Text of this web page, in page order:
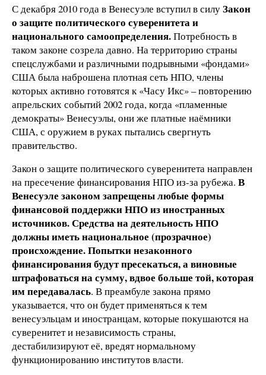
С декабря 2010 года в Венесуэле вступил в силуЗакон
о защите политического суверенитета и
национального самоопределения.Потребность в
таком законе созрела давно. На территорию страны
спецслужбами и различными подрывными «фондами»
США была наброшена плотная сеть НПО, члены
которых активно готовятся к «Часу Икс» – повторению
апрельских событий 2002 года, когда «пламенные
демократы» Венесуэлы, они же платные наёмники
США, с оружием в руках пытались свергнуть
правительство.
Закон о защите политического суверенитета направлен
на пресечение финансирования НПО из-за рубежа. В
Венесуэле законом запрещены любые формы
финансовой поддержки НПО из иностранных
источников. Средства на деятельность НПО
должны иметь национальное (прозрачное)
происхождение. Попытки незаконного
финансирования будут пресекаться, а виновные
штрафоваться на сумму, вдвое больше той, которая
им передавалась. В преамбуле закона прямо
указывается, что он будет применяться к тем
венесуэльцам и иностранцам, которые покушаются на
суверенитет и независимость страны,
дестабилизируют её, вредят нормальному
функционированию институтов власти.